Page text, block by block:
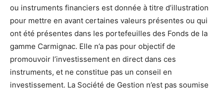
ou instruments financiers est donnée à titre d’illustration
pour mettre en avant certaines valeurs présentes ou qui
ont été présentes dans les portefeuilles des Fonds de la
gamme Carmignac. Elle n’a pas pour objectif de
promouvoir l’investissement en direct dans ces
instruments, et ne constitue pas un conseil en
investissement. La Société de Gestion n’est pas soumise